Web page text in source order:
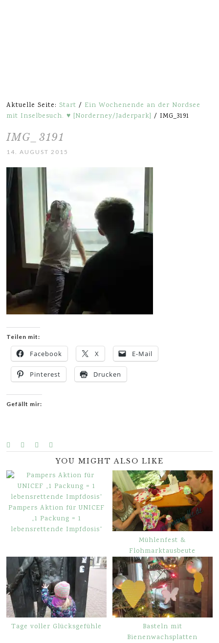
Aktuelle Seite:Start / Ein Wochenende an der Nordsee
mit Inselbesuch. ♥ [Norderney/Jaderpark] / IMG_3191
IMG_3191
14. AUGUST 2015
Teilen mit:
Facebook X E-Mail
Pinterest Drucken
Gefällt mir:
YOU MIGHT ALSO LIKE
Pampers Aktion für UNICEF
„1 Packung = 1
lebensrettende Impfdosis“
Mühlenfest &
Flohmarktausbeute
Tage voller Glücksgefühle
Basteln mit
Bienenwachsplatten